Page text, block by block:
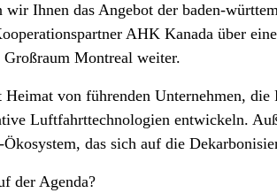
wir Ihnen das Angebot der baden-
AHK Kanada über
Großraum Montreal weiter.
von führenden Unternehmen, die
Luftfahrttechnologien entwickeln.
das sich auf die
der Agenda?